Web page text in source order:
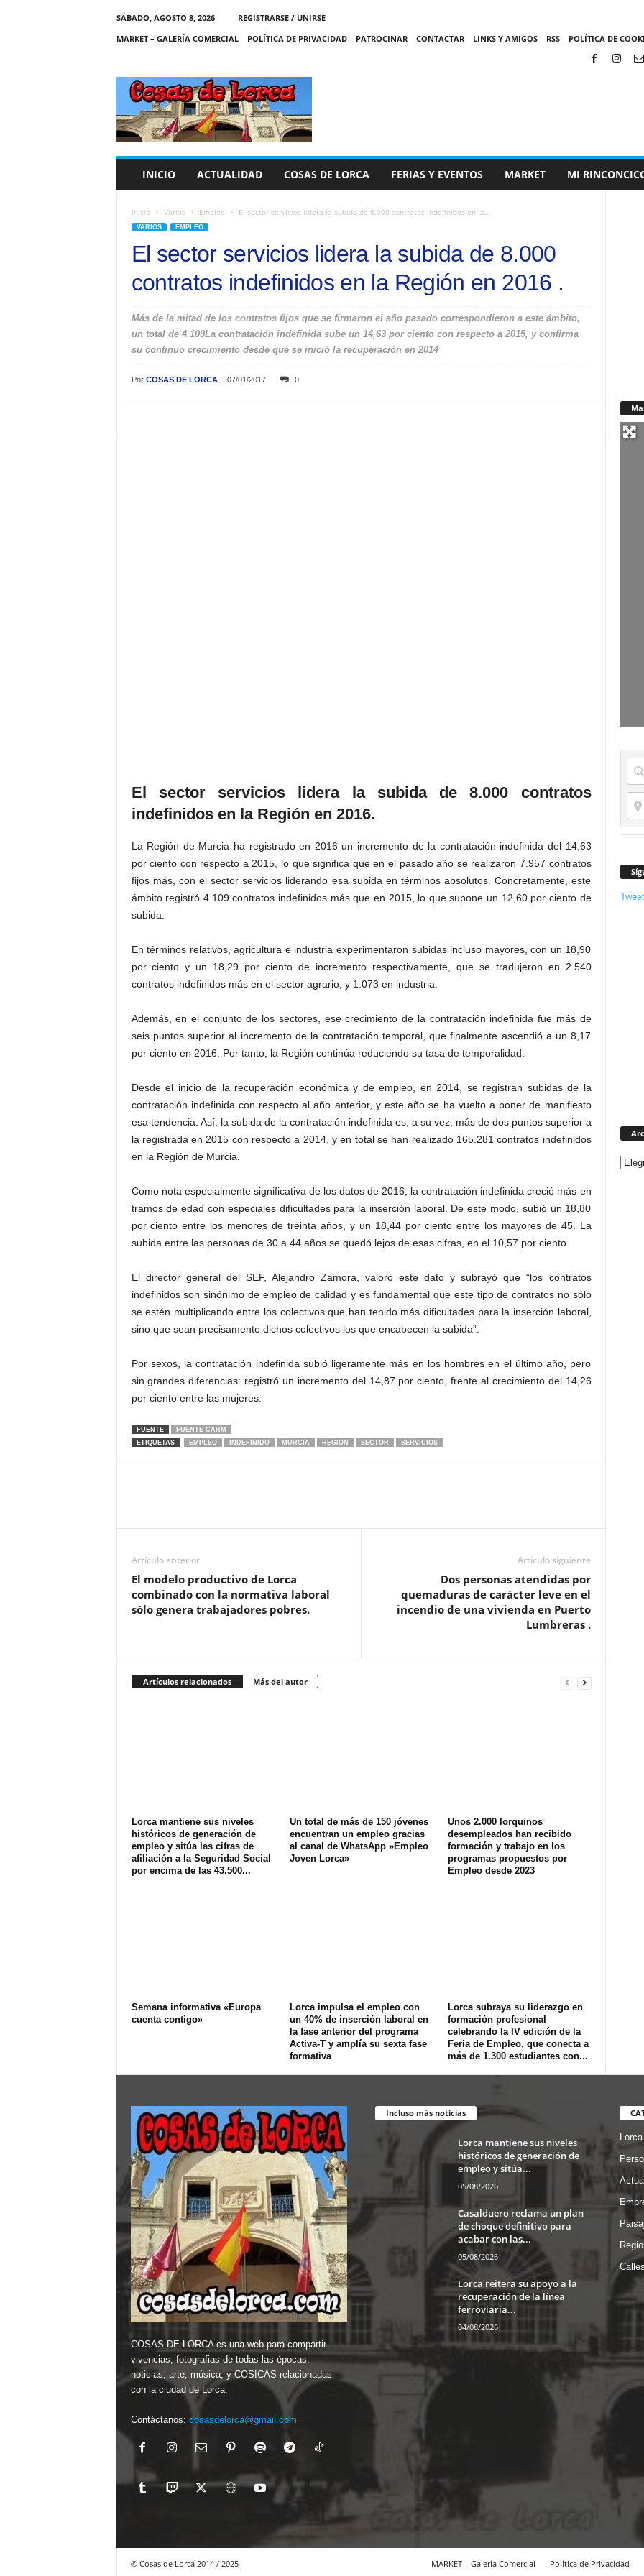
SÁBADO, AGOSTO 8, 2026
REGISTRARSE / UNIRSE
MARKET – GALERÍA COMERCIAL
POLÍTICA DE PRIVACIDAD PATROCINAR CONTACTAR LINKS Y AMIGOS RSS POLÍTICA DE
C
A
S
INICIO ACTUALIDAD COSAS DE LORCA FERIAS Y EVENTOS MARKET MI
Inicio Varios Empleo El sector servicios lidera la subida de 8.000 contratos indefinidos en la...
VARIOS EMPLEO
El sector servicios lidera la subida de 8.000
contratos indefinidos en la Región en 2016 .
Más de la mitad de los contratos fijos que se firmaron el año pasado correspondieron a este ámbito,
un total de 4.109La contratación indefinida sube un 14,63 por ciento con respecto a 2015, y confirma
su continuo crecimiento desde que se inició la recuperación en 2014
Por COSAS DE LORCA- 07/01/2017 0
El sector servicios lidera la subida de 8.000 contratos
indefinidos en la Región en 2016.
La Región de Murcia ha registrado en 2016 un incremento de la contratación indefinida del 14,63
por ciento con respecto a 2015, lo que significa que en el pasado año se realizaron 7.957 contratos
fijos más, con el sector servicios liderando esa subida en términos absolutos. Concretamente, este
ámbito registró 4.109 contratos indefinidos más que en 2015, lo que supone un 12,60 por ciento de
subida.
En términos relativos, agricultura e industria experimentaron subidas incluso mayores, con un 18,90
por ciento y un 18,29 por ciento de incremento respectivamente, que se tradujeron en 2.540
contratos indefinidos más en el sector agrario, y 1.073 en industria.
Además, en el conjunto de los sectores, ese crecimiento de la contratación indefinida fue más de
seis puntos superior al incremento de la contratación temporal, que finalmente ascendió a un 8,17
por ciento en 2016. Por tanto, la Región continúa reduciendo su tasa de temporalidad.
Desde el inicio de la recuperación económica y de empleo, en 2014, se registran subidas de la
contratación indefinida con respecto al año anterior, y este año se ha vuelto a poner de manifiesto
esa tendencia. Así, la subida de la contratación indefinida es, a su vez, más de dos puntos superior a
la registrada en 2015 con respecto a 2014, y en total se han realizado 165.281 contratos indefinidos
en la Región de Murcia.
Como nota especialmente significativa de los datos de 2016, la contratación indefinida creció más en
tramos de edad con especiales dificultades para la inserción laboral. De este modo, subió un 18,80
por ciento entre los menores de treinta años, y un 18,44 por ciento entre los mayores de 45. La
subida entre las personas de 30 a 44 años se quedó lejos de esas cifras, en el 10,57 por ciento.
El director general del SEF, Alejandro Zamora, valoró este dato y subrayó que “los contratos
indefinidos son sinónimo de empleo de calidad y es fundamental que este tipo de contratos no sólo
se estén multiplicando entre los colectivos que han tenido más dificultades para la inserción laboral,
sino que sean precisamente dichos colectivos los que encabecen la subida”.
Por sexos, la contratación indefinida subió ligeramente más en los hombres en el último año, pero
sin grandes diferencias: registró un incremento del 14,87 por ciento, frente al crecimiento del 14,26
por ciento entre las mujeres.
FUENTE
FUENTE CARM
ETIQUETAS
EMPLEO INDEFINIDO MURCIA REGION SECTOR SERVICIOS
Artículo anterior
El modelo productivo de Lorca
combinado con la normativa laboral
sólo genera trabajadores pobres.
Artículo siguiente
Dos personas atendidas por
quemaduras de carácter leve en el
incendio de una vivienda en Puerto
Lumbreras .
Artículos relacionados Más del autor
Lorca mantiene sus niveles
históricos de generación de
empleo y sitúa las cifras de
afiliación a la Seguridad Social
por encima de las 43.500...
Un total de más de 150 jóvenes
encuentran un empleo gracias
al canal de WhatsApp »Empleo
Joven Lorca»
Unos 2.000 lorquinos
desempleados han recibido
formación y trabajo en los
programas propuestos por
Empleo desde 2023
Semana informativa «Europa
cuenta contigo»
Lorca impulsa el empleo con
un 40% de inserción laboral en
la fase anterior del programa
Activa-T y amplía su sexta fase
formativa
Lorca subraya su liderazgo en
formación profesional
celebrando la IV edición de la
Feria de Empleo, que conecta a
más de 1.300 estudiantes con...
COSAS DE LORCA es una web para compartir
vivencias, fotografias de todas las épocas,
noticias, arte, música, y COSICAS relacionadas
con la ciudad de Lorca.
Contáctanos: cosasdelorca@gmail.com
Incluso más noticias
Lorca mantiene sus niveles
históricos de generación de
empleo y sitúa...
05/08/2026
Casalduero reclama un plan
de choque definitivo para
acabar con las...
05/08/2026
Lorca reitera su apoyo a la
recuperación de la línea
ferroviaria...
04/08/2026
Lorca
MARKET – Galería Comercial Política de Privacidad
© Cosas de Lorca 2014 / 2025